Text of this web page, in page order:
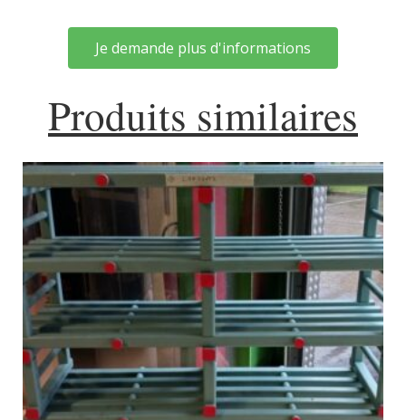
Je demande plus d'informations
Produits similaires